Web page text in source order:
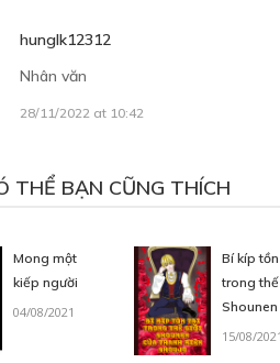
hunglk12312
Nhân văn
28/11/2022 at 10:42
THỂ BẠN CŨNG THÍCH
Mong một
kiếp người
04/08/2021
Bí kíp
trong
Shounen
chàng trai
15/08/2021